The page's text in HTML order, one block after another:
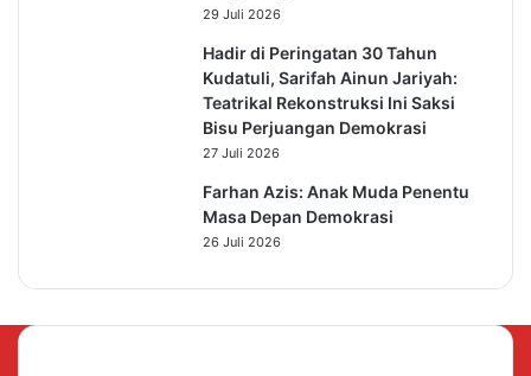
29 Juli 2026
Hadir di Peringatan 30 Tahun
Kudatuli, Sarifah Ainun Jariyah:
Teatrikal Rekonstruksi Ini Saksi
Bisu Perjuangan Demokrasi
27 Juli 2026
Farhan Azis: Anak Muda Penentu
Masa Depan Demokrasi
26 Juli 2026